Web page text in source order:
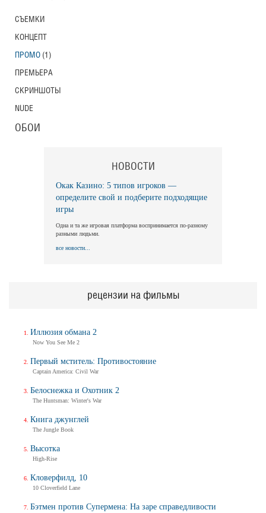
СЪЕМКИ
КОНЦЕПТ
ПРОМО (1)
ПРЕМЬЕРА
СКРИНШОТЫ
NUDE
ОБОИ
НОВОСТИ
Окак Казино: 5 типов игроков —
определите свой и подберите подходящие
игры
Одна и та же игровая платформа воспринимается по-разному
разными людьми.
все новости...
рецензии на фильмы
Иллюзия обмана 2
Now You See Me 2
Первый мститель: Противостояние
Captain America: Civil War
Белоснежка и Охотник 2
The Huntsman: Winter's War
Книга джунглей
The Jungle Book
Высотка
High-Rise
Кловерфилд, 10
10 Cloverfield Lane
Бэтмен против Супермена: На заре справедливости